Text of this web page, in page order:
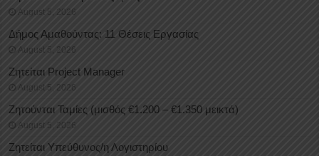
August 5, 2026
Δήμος Αμαθούντας: 11 Θέσεις Εργασίας
August 5, 2026
Ζητείται Project Manager
August 5, 2026
Ζητούνται Ταμίες (μισθός €1.200 – €1.350 μεικτά)
August 5, 2026
Ζητείται Υπεύθυνος/η Λογιστηρίου